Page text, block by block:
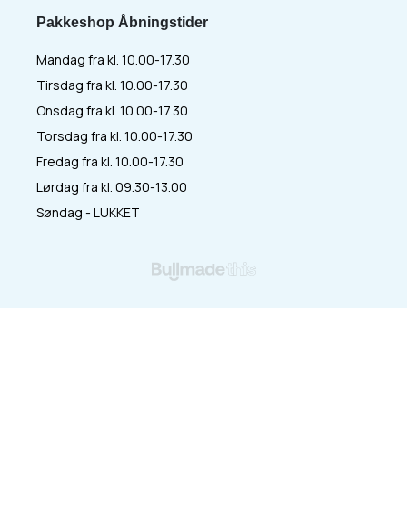
Pakkeshop Åbningstider
Mandag fra kl. 10.00-17.30
Tirsdag fra kl. 10.00-17.30
Onsdag fra kl. 10.00-17.30
Torsdag fra kl. 10.00-17.30
Fredag fra kl. 10.00-17.30
Lørdag fra kl. 09.30-13.00
Søndag - LUKKET